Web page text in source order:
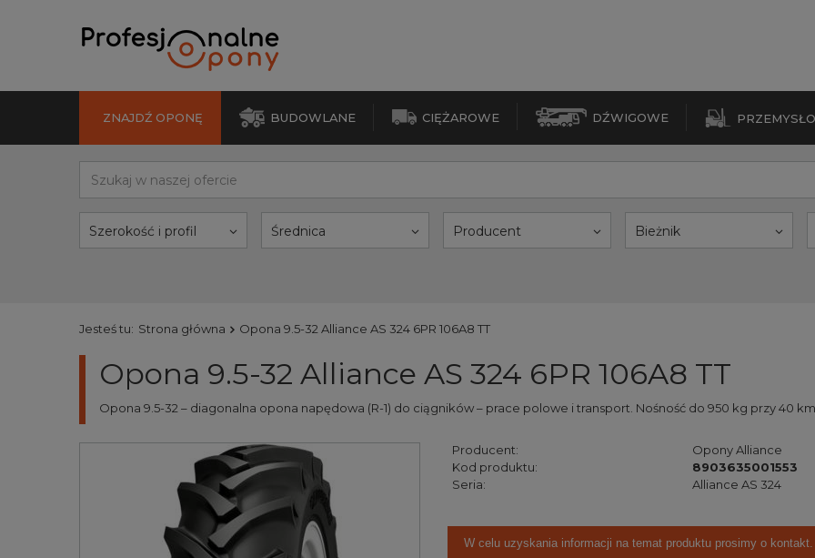
ZNAJDŹ OPONĘ BUDOWLANE CIĘŻAROWE DŹWIGOWE
Szerokość i profil Średnica Producent Bieżnik
Jesteś tu: Strona główna Opona 9.5-32 Alliance AS 324 6PR 106A8 TT
Opona 9.5-32 Alliance AS 324 6PR 106A8 TT
Opona 9.5-32 – diagonalna opona napędowa (R-1) do ciągników – prace polowe i transport. Nośność do 950 kg przy 40
Producent:
Opony Alliance
Kod produktu:
8903635001553
Seria:
Alliance AS 324
W celu uzyskania informacji na temat produktu prosimy o kontakt.